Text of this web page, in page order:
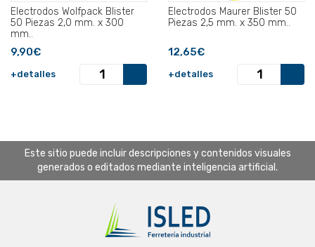
Electrodos Wolfpack Blister
50 Piezas 2,0 mm. x 300
mm..
9,90€
+detalles
Electrodos Maurer Blister 50
Piezas 2,5 mm. x 350 mm..
12,65€
+detalles
Este sitio puede incluir descripciones y contenidos visuales
generados o editados mediante inteligencia artificial.